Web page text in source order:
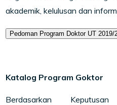
akademik, kelulusan dan
Pedoman Program Doktor UT 2019/
Katalog Program Goktor
Berdasarkan